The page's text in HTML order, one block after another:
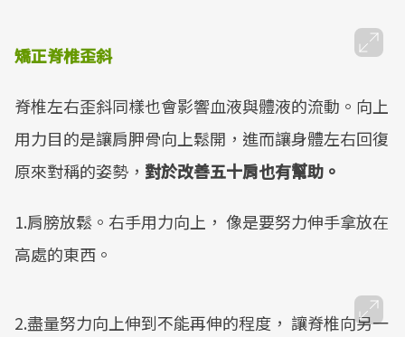
矯正脊椎歪斜
脊椎左右歪斜同樣也會影響血液與體液的流動。向上
用力目的是讓肩胛骨向上鬆開，進而讓身體左右回復
原來對稱的姿勢， 對於改善五十肩也有幫助。
1.肩膀放鬆。右手用力向上， 像是要努力伸手拿放在
高處的東西。
2.盡量努力向上伸到不能再伸的程度， 讓脊椎向另一